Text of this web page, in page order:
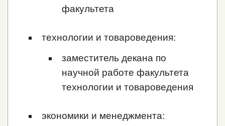
факультета
технологии и товароведения:
заместитель декана по
научной работе факультета
технологии и товароведения
экономики и менеджмента: